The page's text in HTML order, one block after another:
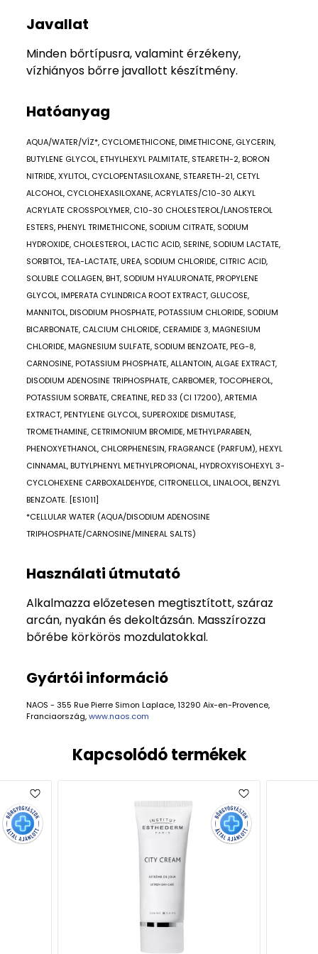
Javallat
Minden bőrtípusra, valamint érzékeny,
vízhiányos bőrre javallott készítmény.
Hatóanyag
AQUA/WATER/VÍZ*, CYCLOMETHICONE, DIMETHICONE, GLYCERIN,
BUTYLENE GLYCOL, ETHYLHEXYL PALMITATE, STEARETH-2, BORON
NITRIDE, XYLITOL, CYCLOPENTASILOXANE, STEARETH-21, CETYL
ALCOHOL, CYCLOHEXASILOXANE, ACRYLATES/C10-30 ALKYL
ACRYLATE CROSSPOLYMER, C10-30 CHOLESTEROL/LANOSTEROL
ESTERS, PHENYL TRIMETHICONE, SODIUM CITRATE, SODIUM
HYDROXIDE, CHOLESTEROL, LACTIC ACID, SERINE, SODIUM LACTATE,
SORBITOL, TEA-LACTATE, UREA, SODIUM CHLORIDE, CITRIC ACID,
SOLUBLE COLLAGEN, BHT, SODIUM HYALURONATE, PROPYLENE
GLYCOL, IMPERATA CYLINDRICA ROOT EXTRACT, GLUCOSE,
MANNITOL, DISODIUM PHOSPHATE, POTASSIUM CHLORIDE, SODIUM
BICARBONATE, CALCIUM CHLORIDE, CERAMIDE 3, MAGNESIUM
CHLORIDE, MAGNESIUM SULFATE, SODIUM BENZOATE, PEG-8,
CARNOSINE, POTASSIUM PHOSPHATE, ALLANTOIN, ALGAE EXTRACT,
DISODIUM ADENOSINE TRIPHOSPHATE, CARBOMER, TOCOPHEROL,
POTASSIUM SORBATE, CREATINE, RED 33 (CI 17200), ARTEMIA
EXTRACT, PENTYLENE GLYCOL, SUPEROXIDE DISMUTASE,
TROMETHAMINE, CETRIMONIUM BROMIDE, METHYLPARABEN,
PHENOXYETHANOL, CHLORPHENESIN, FRAGRANCE (PARFUM), HEXYL
CINNAMAL, BUTYLPHENYL METHYLPROPIONAL, HYDROXYISOHEXYL 3-
CYCLOHEXENE CARBOXALDEHYDE, CITRONELLOL, LINALOOL, BENZYL
BENZOATE. [ES1011]
*CELLULAR WATER (AQUA/DISODIUM ADENOSINE
TRIPHOSPHATE/CARNOSINE/MINERAL SALTS)
Használati útmutató
Alkalmazza előzetesen megtisztított, száraz
arcán, nyakán és dekoltázsán. Masszírozza
bőrébe körkörös mozdulatokkal.
Gyártói információ
NAOS - 355 Rue Pierre Simon Laplace, 13290 Aix-en-Provence,
Franciaország,www.naos.com
Kapcsolódó termékek